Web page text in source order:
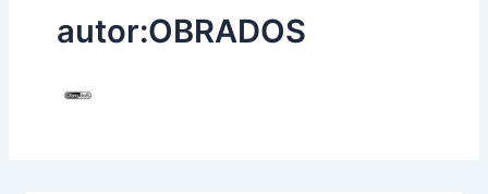
autor:OBRADOS